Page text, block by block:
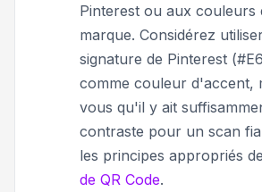
Pinterest ou aux couleurs
marque. Considérez
signature de Pinterest
comme couleur d'accent,
vous qu'il y ait
contraste pour un scan
les principes appropriés de
de QR Code.